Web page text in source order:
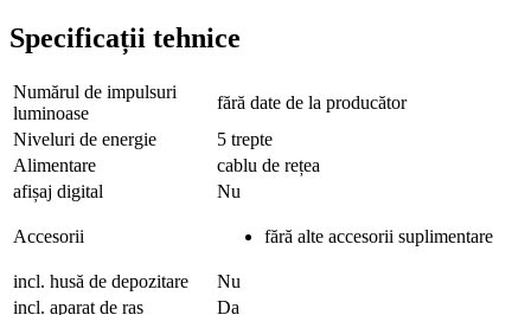
Specificații tehnice
Numărul de impulsuri
luminoase
fără date de la producător
Niveluri de energie
5 trepte
Alimentare
cablu de rețea
afișaj digital
Nu
Accesorii fără alte accesorii suplimentare
incl. husă de depozitare
Nu
incl. aparat de ras
Da